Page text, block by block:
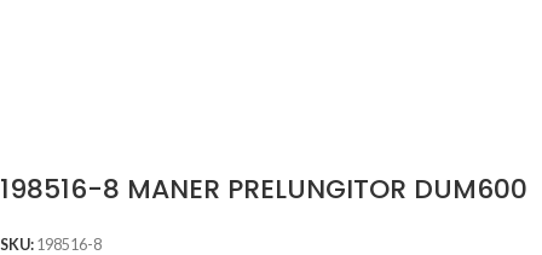
198516-8 MANER PRELUNGITOR DUM600
SKU: 198516-8